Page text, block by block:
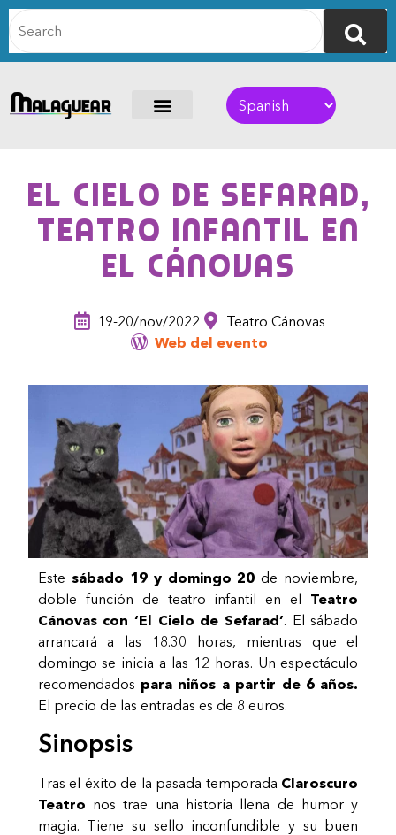
El Cielo de Sefarad,
teatro infantil en
el Cánovas
19-20/nov/2022
Teatro Cánovas
Web del evento
Este sábado 19 y domingo 20 de noviembre,
doble función de teatro infantil en el Teatro
Cánovas con ‘El Cielo de Sefarad’. El sábado
arrancará a las 18.30 horas, mientras que el
domingo se inicia a las 12 horas. Un espectáculo
recomendados para niños a partir de 6 años.
El precio de las entradas es de 8 euros.
Sinopsis
Tras el éxito de la pasada temporada Claroscuro
Teatro nos trae una historia llena de humor y
magia. Tiene su sello inconfundible y su buen